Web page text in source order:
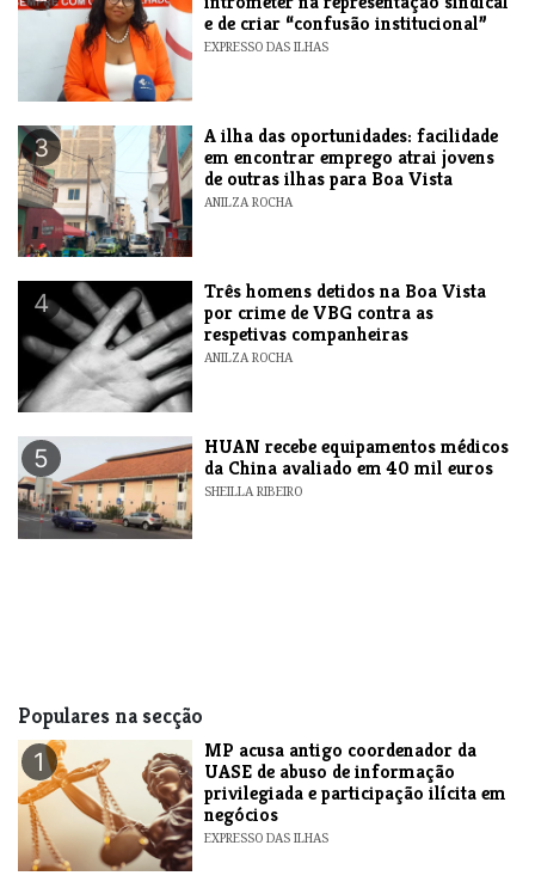
e de criar “confusão institucional”
EXPRESSO DAS ILHAS
3
A ilha das oportunidades: facilidade
em encontrar emprego atrai jovens
de outras ilhas para Boa Vista
ANILZA ROCHA
4
Três homens detidos na Boa Vista
por crime de VBG contra as
respetivas companheiras
ANILZA ROCHA
5
HUAN recebe equipamentos médicos
da China avaliado em 40 mil euros
SHEILLA RIBEIRO
Populares na secção
1
MP acusa antigo coordenador da
UASE de abuso de informação
privilegiada e participação ilícita em
negócios
EXPRESSO DAS ILHAS